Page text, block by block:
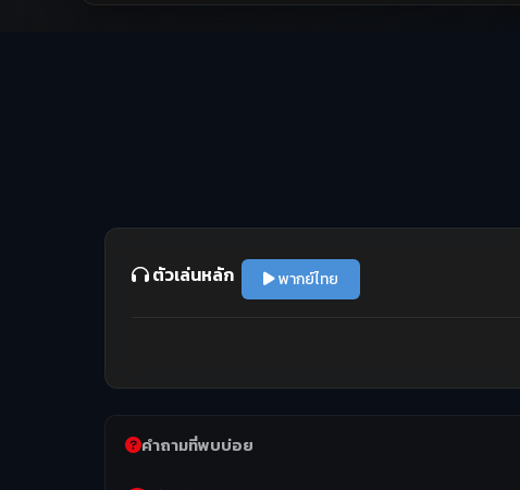
ตัวเล่นหลัก พากย์ไทย
คำถามที่พบบ่อย